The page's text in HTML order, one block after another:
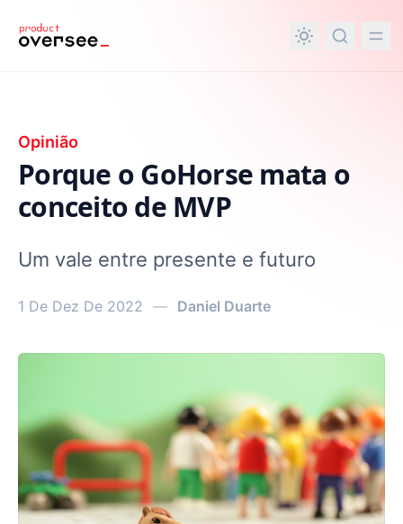
principal
Opinião
Porque o GoHorse mata o
conceito de MVP
Um vale entre presente e futuro
1 De Dez De 2022 — Daniel Duarte